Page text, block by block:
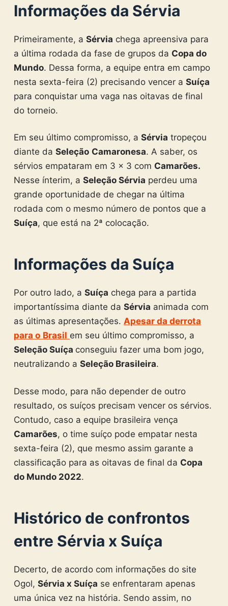
Informações da Sérvia
Primeiramente, a Sérvia chega apreensiva para
a última rodada da fase de grupos da Copa do
Mundo. Dessa forma, a equipe entra em campo
nesta sexta-feira (2) precisando vencer a Suíça
para conquistar uma vaga nas oitavas de final
do torneio.
Em seu último compromisso, a Sérvia tropeçou
diante da Seleção Camaronesa. A saber, os
sérvios empataram em 3 x 3 com Camarões.
Nesse ínterim, a Seleção Sérvia perdeu uma
grande oportunidade de chegar na última
rodada com o mesmo número de pontos que a
Suíça, que está na 2ª colocação.
Informações da Suíça
Por outro lado, a Suíça chega para a partida
importantíssima diante da Sérvia animada com
as últimas apresentações. Apesar da derrota
para o Brasil em seu último compromisso, a
Seleção Suíça conseguiu fazer uma bom jogo,
neutralizando a Seleção Brasileira.
Desse modo, para não depender de outro
resultado, os suíços precisam vencer os sérvios.
Contudo, caso a equipe brasileira vença
Camarões, o time suíço pode empatar nesta
sexta-feira (2), que mesmo assim garante a
classificação para as oitavas de final da Copa
do Mundo 2022.
Histórico de confrontos
entre Sérvia x Suíça
Decerto, de acordo com informações do site
Ogol, Sérvia x Suíça se enfrentaram apenas
uma única vez na história. Sendo assim, no